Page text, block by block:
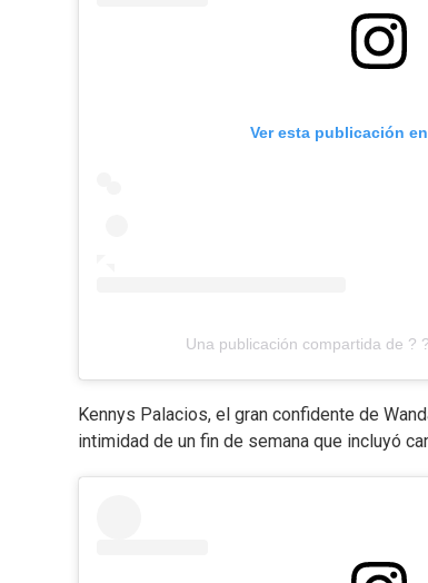
Ver esta publicación
Una publicación compartida de ?
Kennys Palacios, el gran confidente de
intimidad de un fin de semana que incluyó